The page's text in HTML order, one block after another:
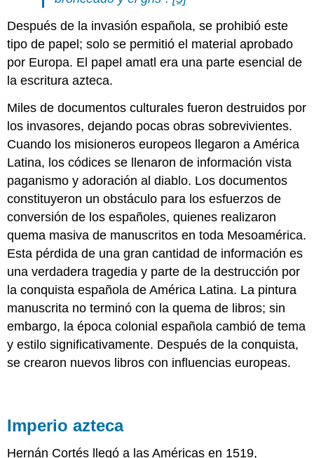
Después de la invasión española, se prohibió este
tipo de papel; solo se permitió el material aprobado
por Europa. El papel amatl era una parte esencial de
la escritura azteca.
Miles de documentos culturales fueron destruidos por
los invasores, dejando pocas obras sobrevivientes.
Cuando los misioneros europeos llegaron a América
Latina, los códices se llenaron de información vista
paganismo y adoración al diablo. Los documentos
constituyeron un obstáculo para los esfuerzos de
conversión de los españoles, quienes realizaron
quema masiva de manuscritos en toda Mesoamérica.
Esta pérdida de una gran cantidad de información es
una verdadera tragedia y parte de la destrucción por
la conquista española de América Latina. La pintura
manuscrita no terminó con la quema de libros; sin
embargo, la época colonial española cambió de tema
y estilo significativamente. Después de la conquista,
se crearon nuevos libros con influencias europeas.
Imperio azteca
Hernán Cortés llegó a las Américas en 1519,